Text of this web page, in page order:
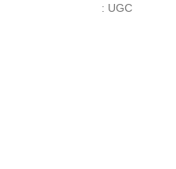
: UGC